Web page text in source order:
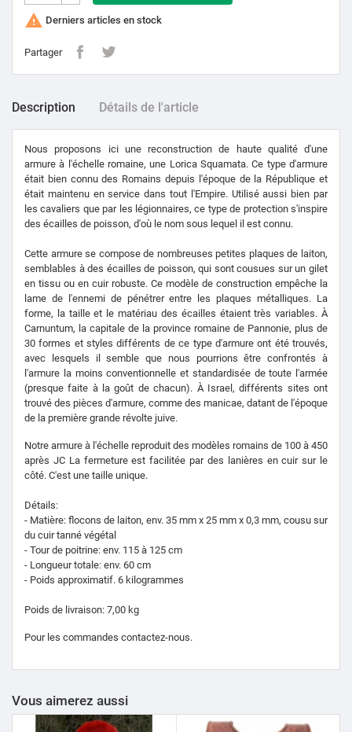
 Derniers articles en stock
Partager
Description Détails de l'article
Nous proposons ici une reconstruction de haute qualité d'une
armure à l'échelle romaine, une Lorica Squamata. Ce type d'armure
était bien connu des Romains depuis l'époque de la République et
était maintenu en service dans tout l'Empire. Utilisé aussi bien par
les cavaliers que par les légionnaires, ce type de protection s'inspire
des écailles de poisson, d'où le nom sous lequel il est connu.
Cette armure se compose de nombreuses petites plaques de laiton,
semblables à des écailles de poisson, qui sont cousues sur un gilet
en tissu ou en cuir robuste. Ce modèle de construction empêche la
lame de l'ennemi de pénétrer entre les plaques métalliques. La
forme, la taille et le matériau des écailles étaient très variables. À
Carnuntum, la capitale de la province romaine de Pannonie, plus de
30 formes et styles différents de ce type d'armure ont été trouvés,
avec lesquels il semble que nous pourrions être confrontés à
l'armure la moins conventionnelle et standardisée de toute l'armée
(presque faite à la goût de chacun). À Israel, différents sites ont
trouvé des pièces d'armure, comme des manicae, datant de l'époque
de la première grande révolte juive.
Notre armure à l'échelle reproduit des modèles romains de 100 à 450
après JC La fermeture est facilitée par des lanières en cuir sur le
côté. C'est une taille unique.
Détails:
- Matière: flocons de laiton, env. 35 mm x 25 mm x 0,3 mm, cousu sur
du cuir tanné végétal
- Tour de poitrine: env. 115 à 125 cm
- Longueur totale: env. 60 cm
- Poids approximatif. 6 kilogrammes
Poids de livraison: 7,00 kg
Pour les commandes contactez-nous.
Vous aimerez aussi